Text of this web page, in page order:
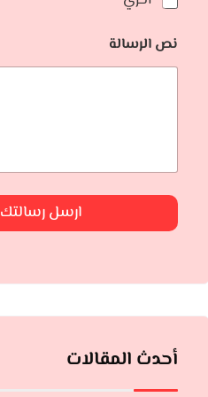
نص الرسالة
ارسل رسالتك
أحدث المقالات